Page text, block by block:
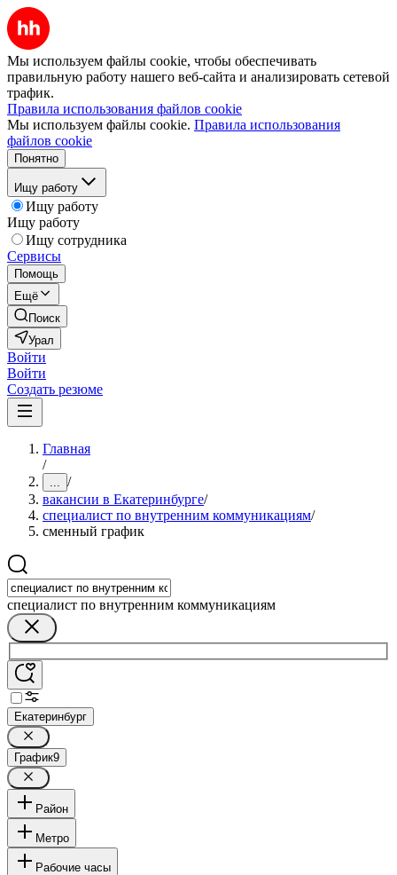
Мы используем файлы cookie, чтобы обеспечивать
правильную работу нашего веб-сайта и анализировать сетевой
трафик.
Правила использования файлов cookie
Мы используем файлы cookie. Правила использования
файлов cookie
Понятно
Ищу работу
Ищу работу
Ищу работу
Ищу сотрудника
Сервисы
Помощь
Ещё
Поиск
Урал
Войти
Войти
Создать резюме
Главная
/
... /
вакансии в Екатеринбурге/
специалист по внутренним коммуникациям/
сменный график
специалист по внутренним коммуникациям
Екатеринбург
График9
Район
Метро
Рабочие часы